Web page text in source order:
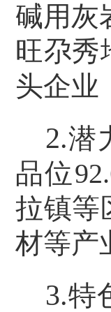
碱用灰
旺尕秀
头企业
2.潜
品位
拉镇等
材等产
3.特